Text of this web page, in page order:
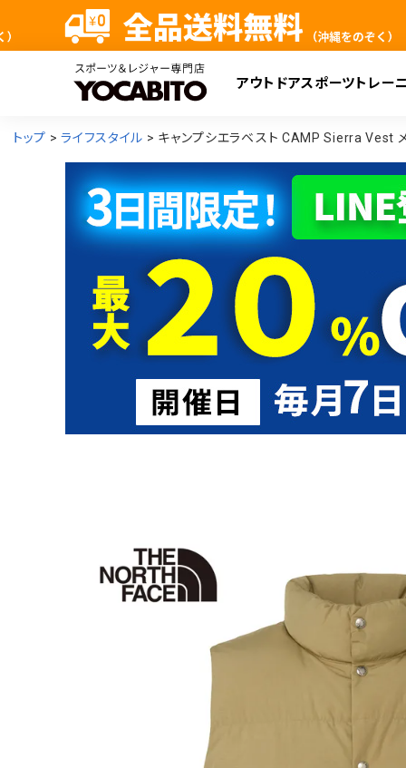
アウトドアスポーツ トレー
検
トップ ライフスタイル キャンプシエラベスト CAMP Sierra Vest